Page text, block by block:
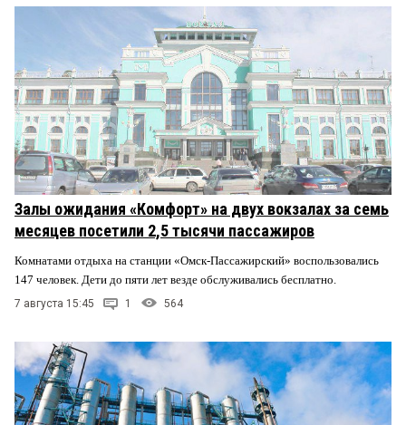
Залы ожидания «Комфорт» на двух вокзалах за семь
месяцев посетили 2,5 тысячи пассажиров
Комнатами отдыха на станции «Омск-Пассажирский» воспользовались
147 человек. Дети до пяти лет везде обслуживались бесплатно.
7 августа 15:45 1 564